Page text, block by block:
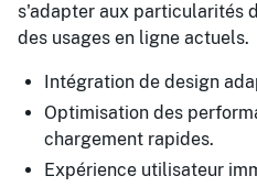
s'adapter aux particularités
des usages en ligne actuels.
Intégration de design
Optimisation des
chargement rapides.
Expérience utilisateur